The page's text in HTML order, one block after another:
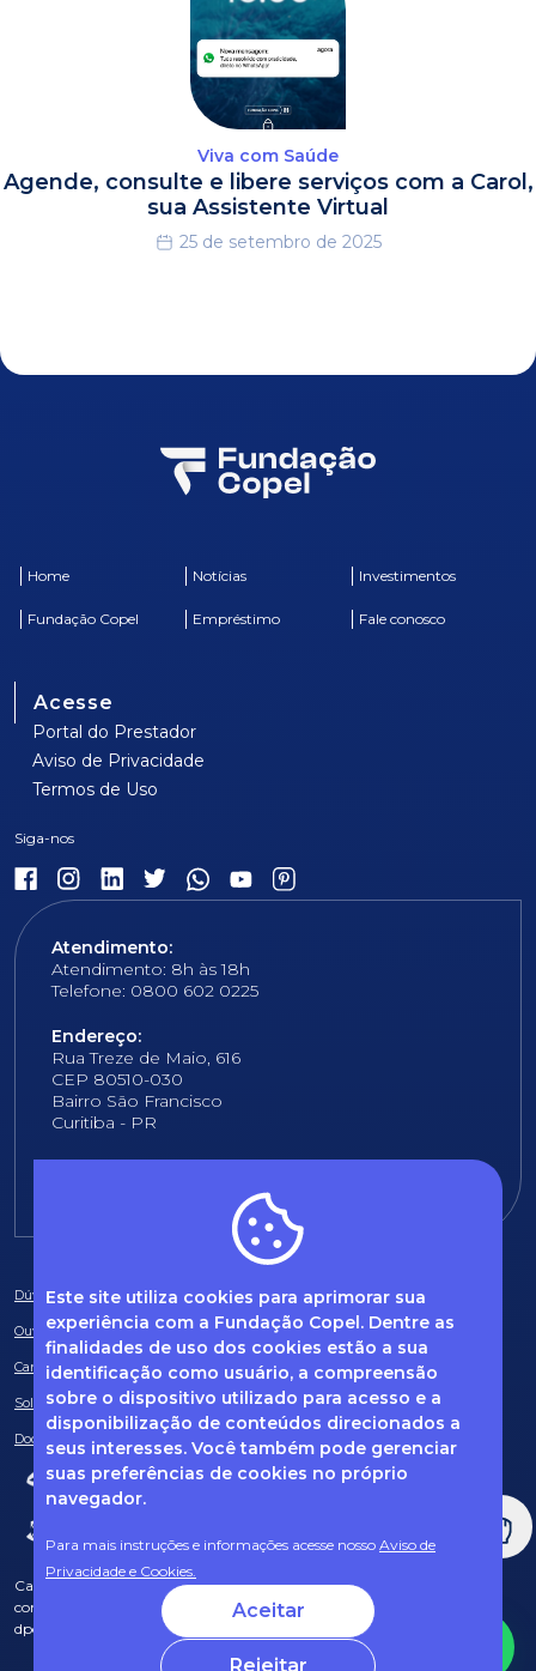
Este site utiliza cookies para aprimorar sua
experiência com a Fundação Copel. Dentre as
finalidades de uso dos cookies estão a sua
identificação como usuário, a compreensão
sobre o dispositivo utilizado para acesso e a
disponibilização de conteúdos direcionados a
seus interesses. Você também pode gerenciar
suas preferências de cookies no próprio
navegador.
Para mais instruções e informações acesse nosso Aviso de
Privacidade e Cookies.
Aceitar
Rejeitar
Viva com Saúde
Agende, consulte e libere serviços com a Carol,
sua Assistente Virtual
25 de setembro de 2025
Home Notícias Investimentos
Fundação Copel Empréstimo Fale conosco
Acesse
Portal do Prestador
Aviso de Privacidade
Termos de Uso
Atendimento:
Atendimento: 8h às 18h
Telefone: 0800 602 0225
Endereço:
Rua Treze de Maio, 616
CEP 80510-030
Bairro São Francisco
Curitiba - PR
Dúvidas frequentes
Ouvidoria
Canal de Denúncias
Solicitação de informações
Documentos obrigatórios
Caso tenha dúvidas sobre Privacidade de Dados e LGPD, entre em
contato com o nosso DPO (encarregado de dados) via e-mail:
dpo@fcopel.org.br